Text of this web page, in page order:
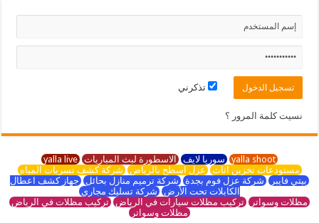
تذكرني
نسيت كلمة المرور ؟
yalla shoot سوريا لايف الاسطورة لبث المباريات yalla live
مستودعات تخزين اثاث عزل اسطح بالرياض شركة كشف تسربات المياه
بيتي فايبر شركة عزل فوم بجدة شركة ترميم منازل بحائل جهاز كشف اعطال
الكابلات تحت الأرض شركة تسليك مجاري
مظلات وسواتر تركيب مظلات سيارات في الرياض تركيب مظلات في الرياض
مظلات وسواتر